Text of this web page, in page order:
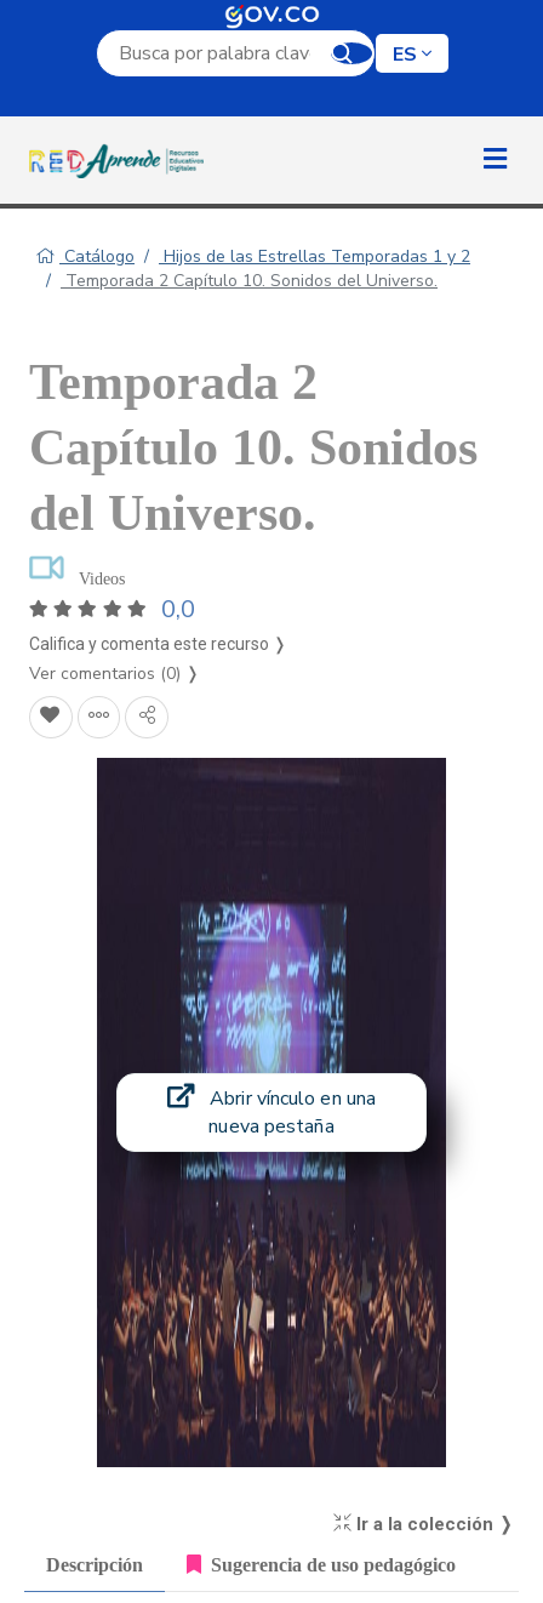
Campo de búsqueda por palabra clave
ES
Catálogo
Hijos de las Estrellas Temporadas 1 y 2
Temporada 2 Capítulo 10. Sonidos del Universo.
Temporada 2
Capítulo 10. Sonidos
del Universo.
Videos
0,0
Califica y comenta este recurso ❭
Ver comentarios (0) ❭
Abrir vínculo en una
nueva pestaña
Ir a la colección ❭
Descripción Sugerencia de uso pedagógico